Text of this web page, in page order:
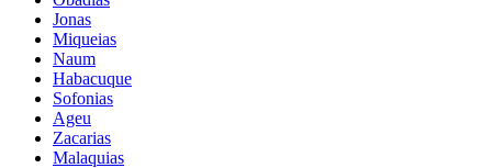
Jonas
Miqueias
Naum
Habacuque
Sofonias
Ageu
Zacarias
Malaquias